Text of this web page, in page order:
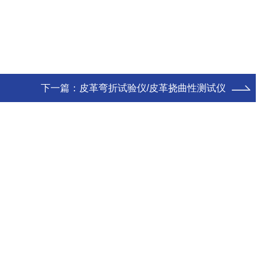
下一篇： 皮革弯折试验仪/皮革挠曲性测试仪